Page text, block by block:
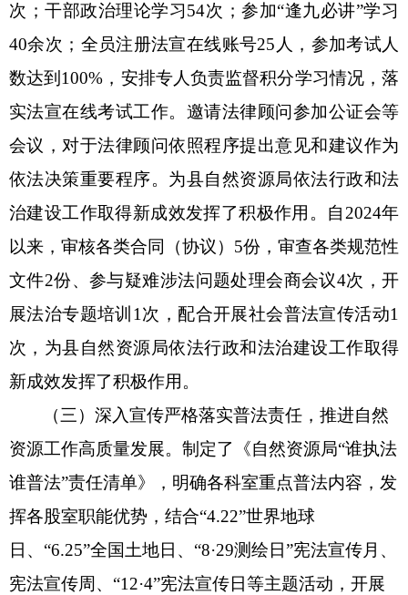
次；干部政治理论学习54次； 参加“逢九必讲”学习
40余次； 全员注册法宣在线账号25 人，参加考试人
数达到 100% ，安排专人负责监督积分学习情况，落
实法宣在线考试工作。 邀请法律顾问参加公证会等
会议，对于法律顾问依照程序提出意见和建议作为
依法决策重要程序。为县自然资源局依法行政和法
治建设工作取得新成效发挥了积极作用。自 2024年
以来，审核各类合同（协议） 5份，审查各类规范性
文件2份、参与疑难涉法问题处理会商会议4次，开
展法治专题培训 1 次，配合开展社会普法宣传活动1
次，为县自然资源局依法行政和法治建设工作取得
新成效发挥了积极作用。
（三 ）深入宣传严格落实普法责任，推进自然
资源工作高质量发展。 制定了《自然资源局“谁执法
谁普法”责任清单》，明确各科室重点普法内容，发
挥各股室职能优势，结合“4.22”世界地球
日、 “6.25”全国土地日、 “8·29测绘日”宪法宣传月、
宪法宣传周、 “12·4”宪法宣传日等主题活动，开展